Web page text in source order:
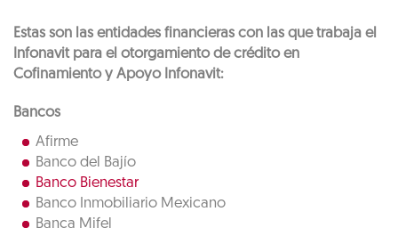
Estas son las entidades financieras con las que trabaja el
Infonavit para el otorgamiento de crédito en
Cofinamiento y Apoyo Infonavit:
Bancos
Afirme
Banco del Bajío
Banco Bienestar
Banco Inmobiliario Mexicano
Banca Mifel